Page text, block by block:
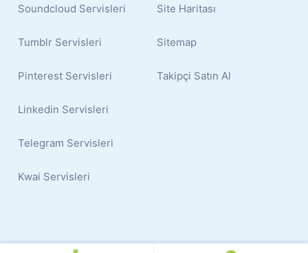
Soundcloud Servisleri
Tumblr Servisleri
Pinterest Servisleri
Linkedin Servisleri
Telegram Servisleri
Kwai Servisleri
Site Haritası
Sitemap
Takipçi Satın Al